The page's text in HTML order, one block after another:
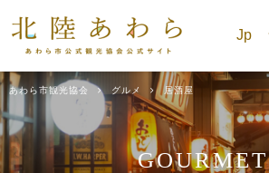
あわら市観光協会 グルメ 居酒屋
GOURMET